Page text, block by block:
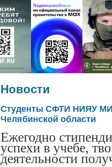
Новости
Студенты СФТИ НИЯУ
Челябинской области
Ежегодно
успехи в учебе,
деятельности